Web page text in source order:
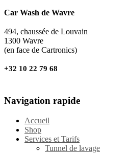
Car Wash de Wavre
494, chaussée de Louvain
1300 Wavre
(en face de Cartronics)
+32 10 22 79 68
Navigation rapide
Accueil
Shop
Services et Tarifs
Tunnel de lavage